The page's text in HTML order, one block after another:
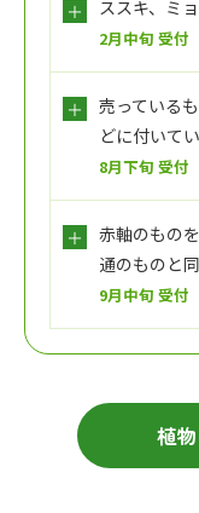
ススキ、ミ
2月中旬 受付
売っている
どに付いて
8月下旬 受付
赤軸のもの
通のものと
9月中旬 受付
植